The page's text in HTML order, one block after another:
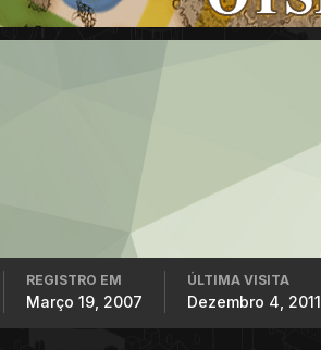
REGISTRO EM
Março 19, 2007
ÚLTIMA VISITA
Dezembro 4, 2011